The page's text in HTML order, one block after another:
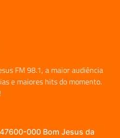
FM 98.1, a maior audiência
e maiores hits do momento.
000 Bom Jesus da